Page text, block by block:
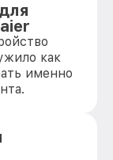
как
именно